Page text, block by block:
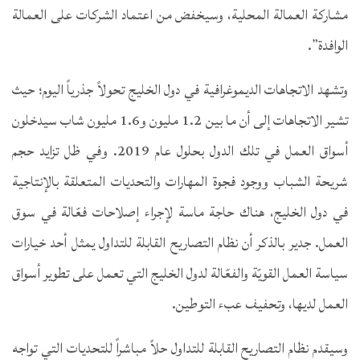
مشاركة العمالة المحلية، وسيخفض من اعتماد الشركات على العمالة
الوافدة”.
وتشهد الاتجاهات الديموغرافية في دول الخليج تحولاً جذرياً اليوم؛ حيث
تشير الاتجاهات إلى أن ما بين 1.2 مليون و1.6 مليون شاب سيدخلون
أسواق العمل في تلك الدول بحلول عام 2019. وفي ظل تزايد حجم
شريحة الشباب ووجود فجوة المهارات والتحديات المتعلقة بالإنتاجية
في دول الخليج، هناك حاجة ماسة لإجراء إصلاحات فعّالة في سوق
العمل. جدير بالذكر أن نظام التصاريح القابلة للتداول يمثل أحد خيارات
سياسة العمل القويّة والفعّالة لدول الخليج التي تعمل على تطوير أسواق
العمل لديها، وتحفيف عبء التوطين.
وسيقدم نظام التصاريح القابلة للتداول حلاً مباشراً للتحديات التي تواجه